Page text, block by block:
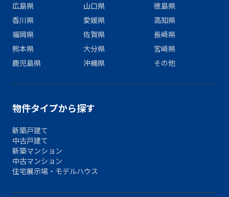
広島県
山口県
徳島県
香川県
愛媛県
高知県
福岡県
佐賀県
長崎県
熊本県
大分県
宮崎県
鹿児島県
沖縄県 その他
物件タイプから探す
新築戸建て
中古戸建て
新築マンション
中古マンション
住宅展示場・モデルハウス